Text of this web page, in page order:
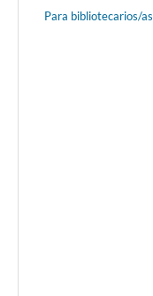
Para bibliotecarios/as